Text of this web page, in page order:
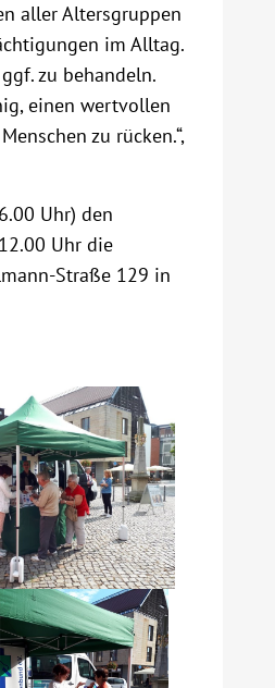
aller Altersgruppen
im Alltag.
zu behandeln.
einen wertvollen
zu rücken.“,
Uhr) den
Uhr die
Straße 129 in